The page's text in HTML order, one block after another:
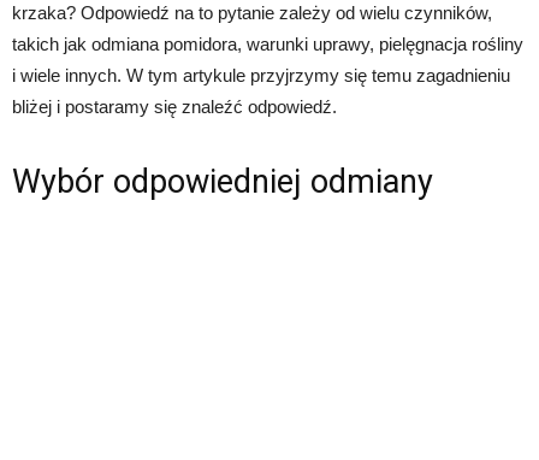
krzaka? Odpowiedź na to pytanie zależy od wielu czynników,
takich jak odmiana pomidora, warunki uprawy, pielęgnacja rośliny
i wiele innych. W tym artykule przyjrzymy się temu zagadnieniu
bliżej i postaramy się znaleźć odpowiedź.
Wybór odpowiedniej odmiany